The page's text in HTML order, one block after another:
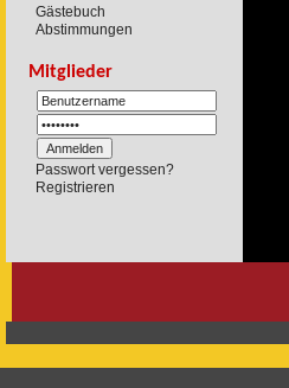
Gästebuch
Abstimmungen
Mitglieder
Passwort vergessen?
Registrieren